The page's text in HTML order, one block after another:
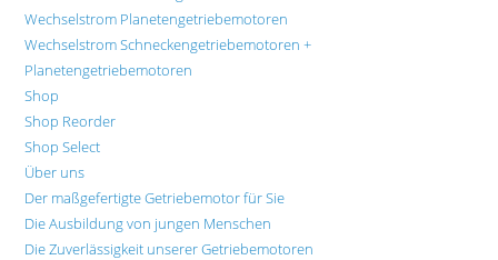
Wechselstrom Planetengetriebemotoren
Wechselstrom Schneckengetriebemotoren +
Planetengetriebemotoren
Shop
Shop Reorder
Shop Select
Über uns
Der maßgefertigte Getriebemotor für Sie
Die Ausbildung von jungen Menschen
Die Zuverlässigkeit unserer Getriebemotoren